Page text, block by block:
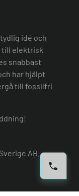
idé och
till elektrisk
snabbast
har hjälpt
till fossilfri
AB.